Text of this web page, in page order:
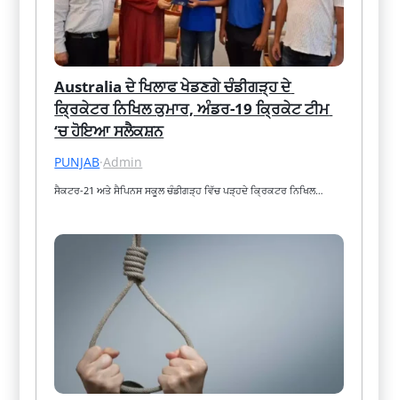
Australia ਦੇ ਖਿਲਾਫ ਖੇਡਣਗੇ ਚੰਡੀਗੜ੍ਹ ਦੇ
ਕ੍ਰਿਕੇਟਰ ਨਿਖਿਲ ਕੁਮਾਰ, ਅੰਡਰ-19 ਕ੍ਰਿਕੇਟ ਟੀਮ
‘ਚ ਹੋਇਆ ਸਲੈਕਸ਼ਨ
PUNJAB·Admin
ਸੈਕਟਰ-21 ਅਤੇ ਸੈਪਿਨਸ ਸਕੂਲ ਚੰਡੀਗੜ੍ਹ ਵਿੱਚ ਪੜ੍ਹਦੇ ਕ੍ਰਿਕਟਰ ਨਿਖਿਲ…